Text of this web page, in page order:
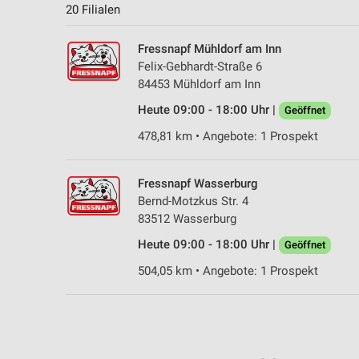
20 Filialen
Fressnapf Mühldorf am Inn
Felix-Gebhardt-Straße 6
84453 Mühldorf am Inn
Heute 09:00 - 18:00 Uhr |
Geöffnet
478,81 km • Angebote: 1 Prospekt
Fressnapf Wasserburg
Bernd-Motzkus Str. 4
83512 Wasserburg
Heute 09:00 - 18:00 Uhr |
Geöffnet
504,05 km • Angebote: 1 Prospekt